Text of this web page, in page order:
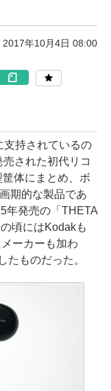
2017年10月4日 08:00
持されているの
された初代リコ
体にまとめ、ボ
期的な製品であ
年発売の「THETA
頃にはKodakも
ーカーも加わ
たものだった。